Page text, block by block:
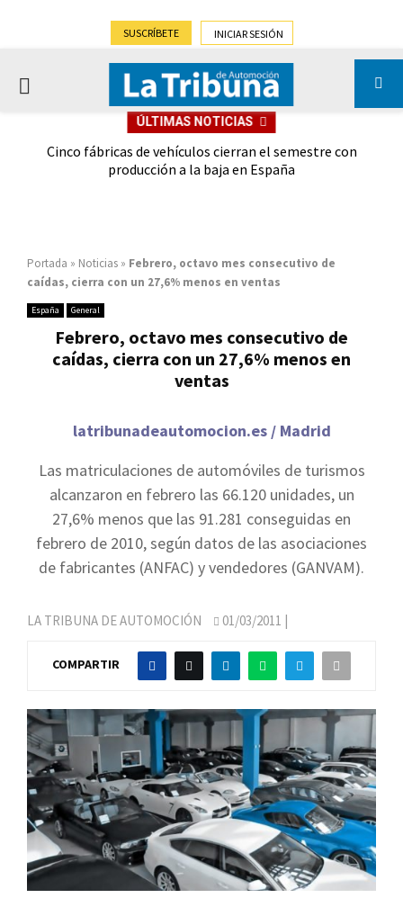
SUSCRÍBETE INICIAR SESIÓN
PRIMARY
ÚLTIMAS NOTICIAS
Cinco fábricas de vehículos cierran el semestre con
producción a la baja en España
Portada » Noticias » Febrero, octavo mes consecutivo de
caídas, cierra con un 27,6% menos en ventas
España General
Febrero, octavo mes consecutivo de
caídas, cierra con un 27,6% menos en
ventas
latribunadeautomocion.es / Madrid
Las matriculaciones de automóviles de turismos
alcanzaron en febrero las 66.120 unidades, un
27,6% menos que las 91.281 conseguidas en
febrero de 2010, según datos de las asociaciones
de fabricantes (ANFAC) y vendedores (GANVAM).
LA TRIBUNA DE AUTOMOCIÓN 01/03/2011 |
COMPARTIR